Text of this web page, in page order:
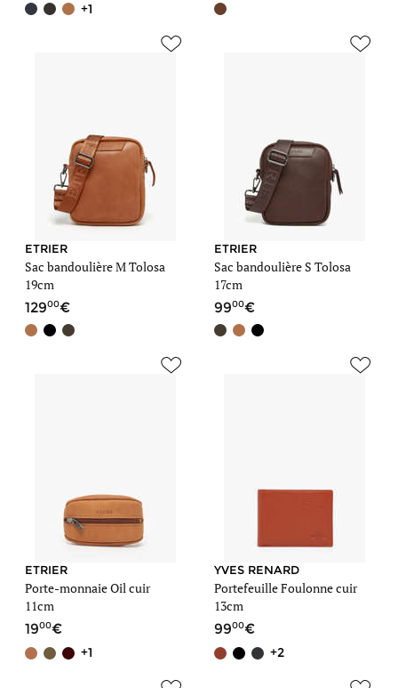
+1
ETRIER
Sac bandoulière M Tolosa
19cm
12900
ETRIER
Sac bandoulière S Tolosa
17cm
9900
ETRIER
Porte-monnaie Oil cuir
11cm
1900
+1
YVES RENARD
Portefeuille Foulonne cuir
13cm
9900
+2